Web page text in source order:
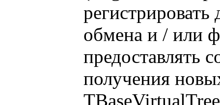
обмена и / или
предоставлять
получения